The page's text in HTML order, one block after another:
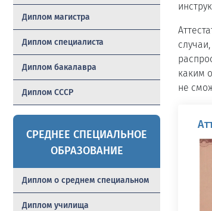
Диплом магистра
Диплом специалиста
Диплом бакалавра
Диплом СССР
СРЕДНЕЕ СПЕЦИАЛЬНОЕ
ОБРАЗОВАНИЕ
Диплом о среднем специальном
Диплом училища
каким
не